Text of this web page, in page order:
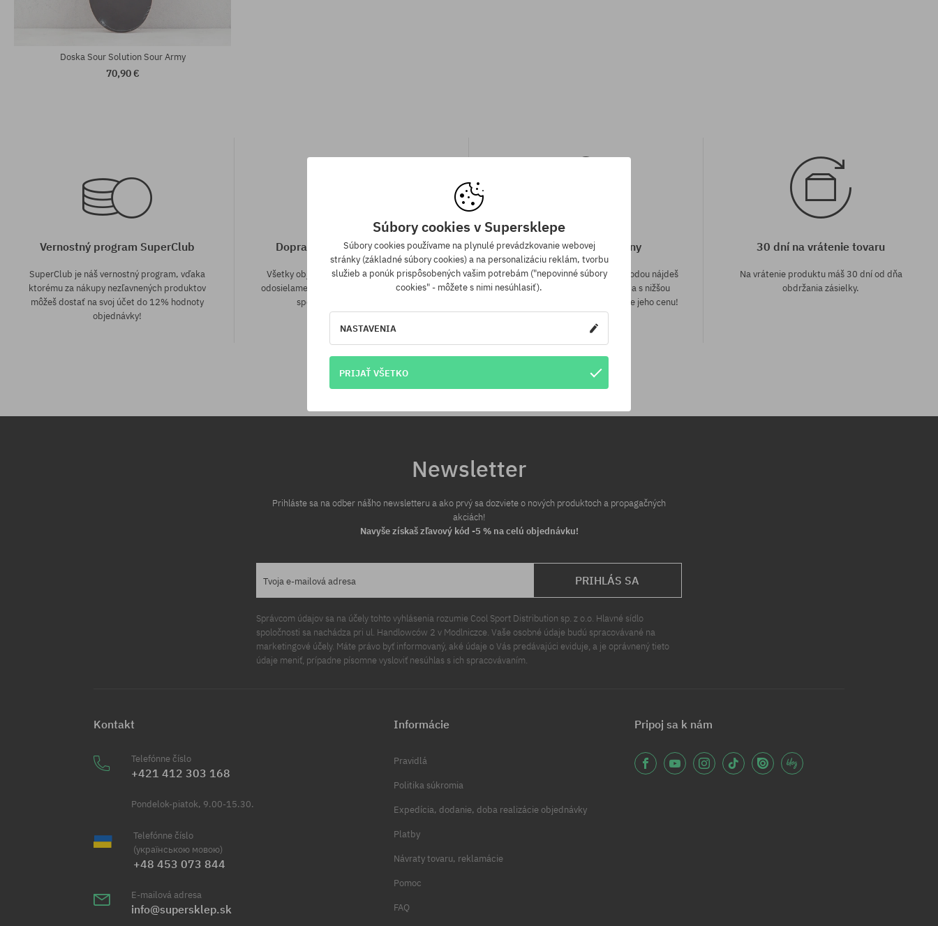
Doska Sour Solution Sour Army
70,90 €
Vernostný program SuperClub
SuperClub je náš vernostný program, vďaka
ktorému za nákupy nezľavnených produktov
môžeš dostať na svoj účet do 12% hodnoty
objednávky!
Doprava zadarmo od 70,30 €
Všetky objednávky v hodnote nad 70,30 €
odosielame zadarmo bez rozdielu na vybraný
spôsob platby a doručenia.
Záruka najnižšej ceny
Máme najlepšie ceny, ale keď náhodou nájdeš
ten istý produkt v inom e-shope a s nižšou
cenou - špeciálne pre Teba znížime jeho cenu!
30 dní na vrátenie tovaru
Na vrátenie produktu máš 30 dní od dňa
obdržania zásielky.
Newsletter
Prihláste sa na odber nášho newsletteru a ako prvý sa dozviete o nových produktoch a propagačných
akciách!
Navyše získaš zľavový kód -5 % na celú objednávku!
Tvoja e-mailová adresa PRIHLÁS SA
Správcom údajov sa na účely tohto vyhlásenia rozumie Cool Sport Distribution sp. z o.o. Hlavné sídlo
spoločnosti sa nachádza pri ul. Handlowców 2 v Modlniczce. Vaše osobné údaje budú spracovávané na
marketingové účely. Máte právo byť informovaný, aké údaje o Vás predávajúci eviduje, a je oprávnený tieto
údaje meniť, prípadne písomne vysloviť nesúhlas s ich spracovávaním.
Kontakt
Telefónne číslo
+421 412 303 168
Pondelok-piatok, 9.00-15.30.
Telefónne číslo
(українською мовою)
+48 453 073 844
E-mailová adresa
info@supersklep.sk
Informácie
Pravidlá
Politika súkromia
Expedícia, dodanie, doba realizácie objednávky
Platby
Návraty tovaru, reklamácie
Pomoc
FAQ
Pripoj sa k nám
Súbory cookies v Supersklepe
Súbory cookies používame na plynulé prevádzkovanie webovej
stránky (základné súbory cookies) a na personalizáciu reklám, tvorbu
služieb a ponúk prispôsobených vašim potrebám ("nepovinné súbory
cookies" - môžete s nimi nesúhlasiť).
NASTAVENIA
PRIJAŤ VŠETKO